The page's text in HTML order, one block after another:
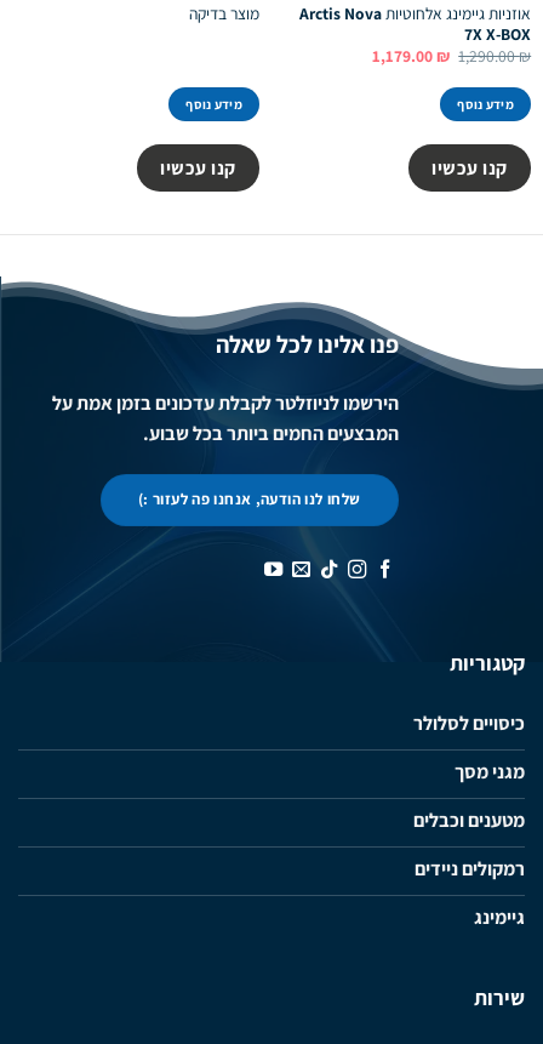
אוזניות גיימינג אלחוטיות Arctis Nova
7X X-BOX
1,290.00₪ המחיר
היה:
1,290.00 ₪.
1,179.00₪ המחיר
מידע נוסף
קנו עכשיו
מוצר בדיקה
מידע נוסף
קנו עכשיו
פנו אלינו לכל שאלה
הירשמו לניוזלטר לקבלת עדכונים בזמן אמת על
המבצעים החמים ביותר בכל שבוע.
שלחו לנו הודעה, אנחנו פה לעזור :)
קטגוריות
כיסויים לסלולר
מגני מסך
מטענים וכבלים
רמקולים ניידים
גיימינג
שירות